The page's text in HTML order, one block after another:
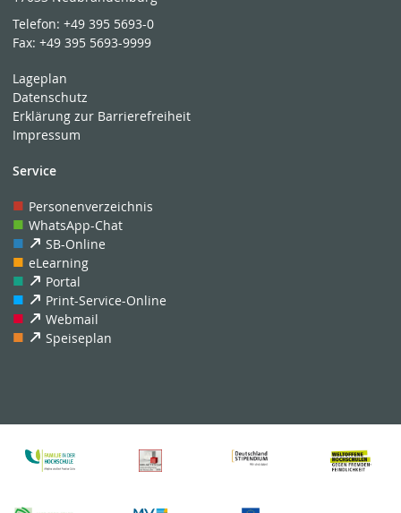
Telefon:+49 395 5693-0
Fax:+49 395 5693-9999
Lageplan
Datenschutz
Erklärung zur Barrierefreiheit
Impressum
Service
Personenverzeichnis
WhatsApp-Chat
SB-Online
eLearning
Portal
Print-Service-Online
Webmail
Speiseplan